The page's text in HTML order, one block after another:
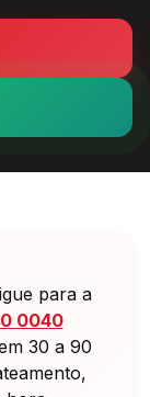
para a
0040
30 a 90